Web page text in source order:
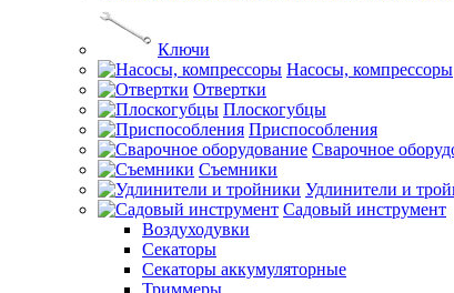
Ключи
Насосы, компрессоры
Отвертки
Плоскогубцы
Приспособления
Сварочное
Съемники
Удлинители и
Садовый инструмент
Воздуходувки
Секаторы
Секаторы аккумуляторные
Триммеры